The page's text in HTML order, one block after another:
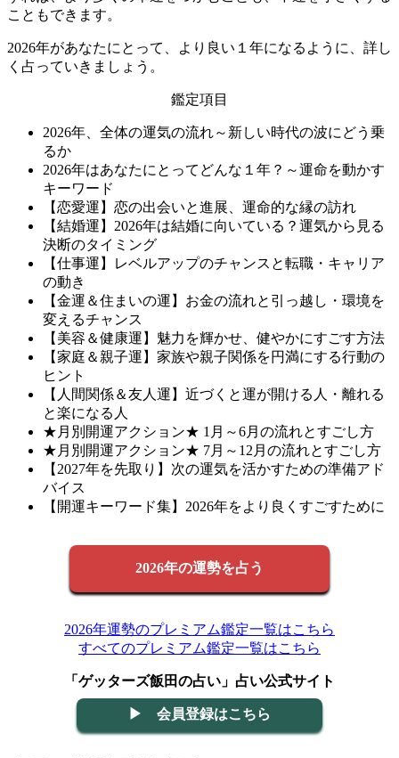
こともできます。
2026年があなたにとって、より良い１年になるように、詳し
く占っていきましょう。
鑑定項目
2026年、全体の運気の流れ～新しい時代の波にどう乗
るか
2026年はあなたにとってどんな１年？～運命を動かす
キーワード
【恋愛運】恋の出会いと進展、運命的な縁の訪れ
【結婚運】2026年は結婚に向いている？運気から見る
決断のタイミング
【仕事運】レベルアップのチャンスと転職・キャリア
の動き
【金運＆住まいの運】お金の流れと引っ越し・環境を
変えるチャンス
【美容＆健康運】魅力を輝かせ、健やかにすごす方法
【家庭＆親子運】家族や親子関係を円満にする行動の
ヒント
【人間関係＆友人運】近づくと運が開ける人・離れる
と楽になる人
★月別開運アクション★ 1月～6月の流れとすごし方
★月別開運アクション★ 7月～12月の流れとすごし方
【2027年を先取り】次の運気を活かすための準備アド
バイス
【開運キーワード集】2026年をより良くすごすために
2026年の運勢を占う
2026年運勢のプレミアム鑑定一覧はこちら
すべてのプレミアム鑑定一覧はこちら
「ゲッターズ飯田の占い」占い公式サイト
▶ 会員登録はこちら